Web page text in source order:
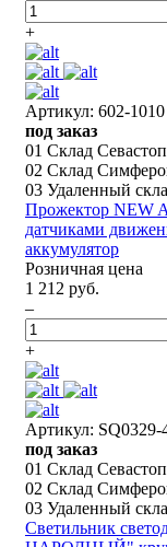
+
Артикул: 602-1010
под заказ
01 Склад
02 Склад
03 Удаленный
Прожектор NEW
датчиками
аккумулятор
Розничная цена
1 212 руб.
–
+
Артикул: SQ0329-
под заказ
01 Склад
02 Склад
03 Удаленный
Светильник